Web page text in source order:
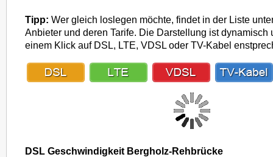
Tipp: Wer gleich loslegen möchte, findet in der Liste
Anbieter und deren Tarife. Die Darstellung ist dynamisch
einem Klick auf DSL, LTE, VDSL oder TV-Kabel
DSL Geschwindigkeit Bergholz-Rehbrücke